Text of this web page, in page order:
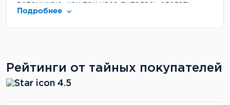
вспоминаю, как три часа пыталась сделать
простейший коллаж, а теперь справляюсь с
этим за 15 минут. Прогресс очевиден!
Честно, когда я увидела подумала: "Да ладно,
накрутили наверняка". Но сейчас, пройдя курс,
Подробнее
Рейтинги от тайных покупателей
4.5